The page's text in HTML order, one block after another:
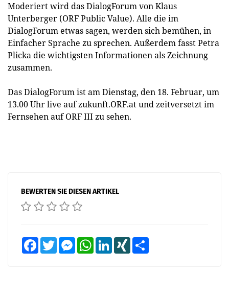
Moderiert wird das DialogForum von Klaus
Unterberger (ORF Public Value). Alle die im
DialogForum etwas sagen, werden sich bemühen, in
Einfacher Sprache zu sprechen. Außerdem fasst Petra
Plicka die wichtigsten Informationen als Zeichnung
zusammen.
Das DialogForum ist am Dienstag, den 18. Februar, um
13.00 Uhr live auf zukunft.ORF.at und zeitversetzt im
Fernsehen auf ORF III zu sehen.
BEWERTEN SIE DIESEN ARTIKEL
FacebookTwitter MessengerWhatsAppLinkedInXING